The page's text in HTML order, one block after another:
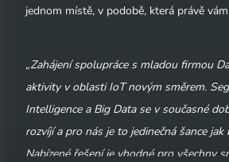
jednom místě, v podobě, která právě
„Zahájení spolupráce s mladou firmou
aktivity v oblasti IoT novým směrem.
Intelligence a Big Data se v současné
rozvíjí a pro nás je to jedinečná šance jak
Nabízené řešení je vhodné pro všechny